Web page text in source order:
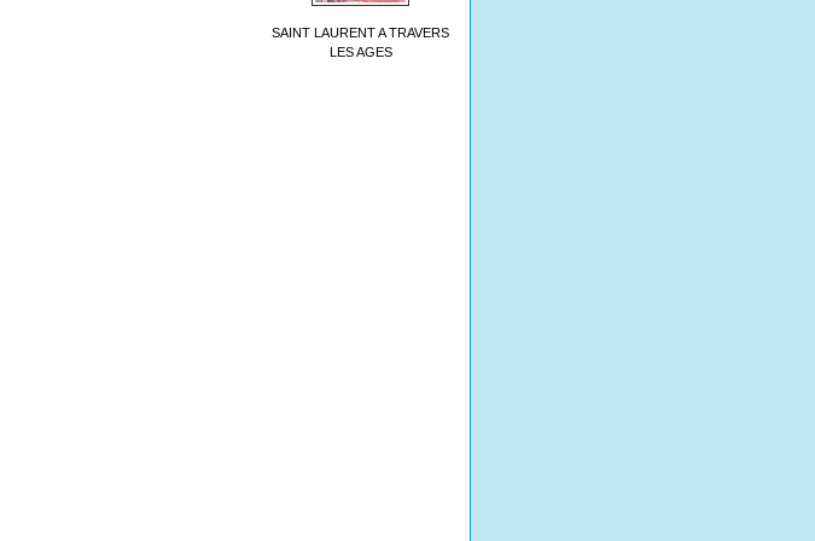
SAINT LAURENT A TRAVERS
LES AGES